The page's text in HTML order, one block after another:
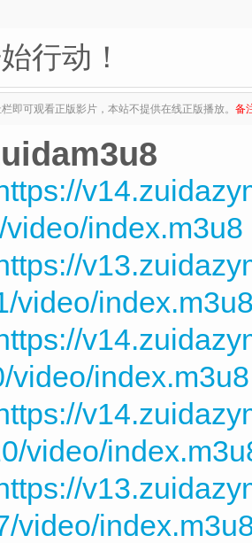
行动！
即可观看正版影片，本站不提供在线正版播放。 备
index.m3u8
video/
video/index.m3u8
video/
video/